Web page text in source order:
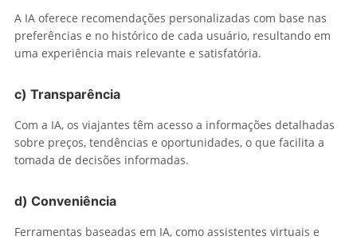
A IA oferece recomendações personalizadas com base nas
preferências e no histórico de cada usuário, resultando em
uma experiência mais relevante e satisfatória.
c) Transparência
Com a IA, os viajantes têm acesso a informações detalhadas
sobre preços, tendências e oportunidades, o que facilita a
tomada de decisões informadas.
d) Conveniência
Ferramentas baseadas em IA, como assistentes virtuais e